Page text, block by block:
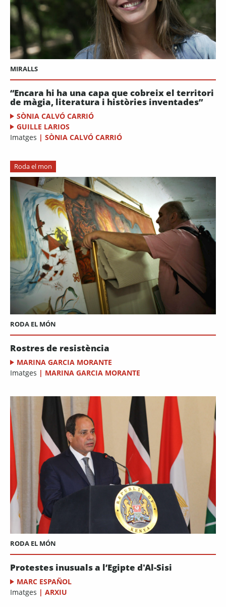
MIRALLS
“Encara hi ha una capa que cobreix el territori
de màgia, literatura i històries inventades”
SÒNIA CALVÓ CARRIÓ
GUILLE LARIOS
Imatges | SÒNIA CALVÓ CARRIÓ
Roda el mon
RODA EL MÓN
Rostres de resistència
MARINA GARCIA MORANTE
Imatges | MARINA GARCIA MORANTE
RODA EL MÓN
Protestes inusuals a l’Egipte d'Al-Sisi
MARC ESPAÑOL
Imatges | ARXIU